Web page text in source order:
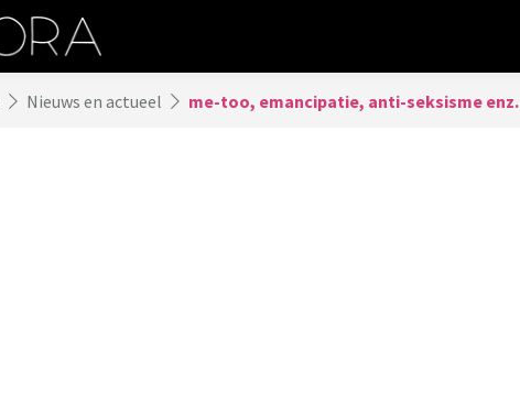
Nieuws en actueel me-too, emancipatie, anti-seksisme enz.